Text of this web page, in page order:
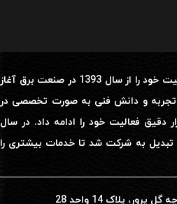
شرکت تامین صنعت رامان فعالیت خود را از سال 1393 در صنعت برق آغاز
و دانش فنی به صورت تخصصی در
دقیق فعالیت خود را ادامه داد. در سال
تبدیل به شرکت شد تا خدمات بیشتری را
پلاک 14 واحد 28